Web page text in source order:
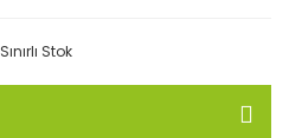
Sınırlı Stok